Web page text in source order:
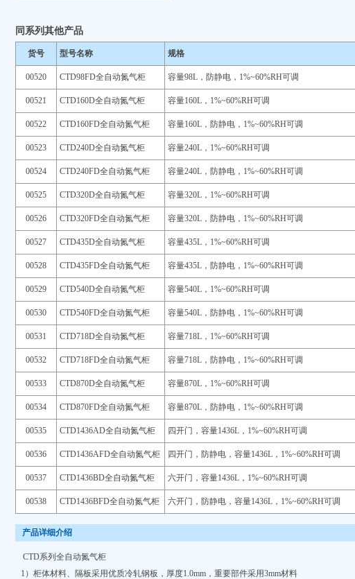
同系列其他产品
货号 型号名称 规格
00520 CTD98FD全自动氮气柜 容量98L，防静电，1%~60%RH可调
00521 CTD160D全自动氮气柜 容量160L，1%~60%RH可调
00522 CTD160FD全自动氮气柜 容量160L，防静电，1%~60%RH可调
00523 CTD240D全自动氮气柜 容量240L，1%~60%RH可调
00524 CTD240FD全自动氮气柜 容量240L，防静电，1%~60%RH可调
00525 CTD320D全自动氮气柜 容量320L，1%~60%RH可调
00526 CTD320FD全自动氮气柜 容量320L，防静电，1%~60%RH可调
00527 CTD435D全自动氮气柜 容量435L，1%~60%RH可调
00528 CTD435FD全自动氮气柜 容量435L，防静电，1%~60%RH可调
00529 CTD540D全自动氮气柜 容量540L，1%~60%RH可调
00530 CTD540FD全自动氮气柜 容量540L，防静电，1%~60%RH可调
00531 CTD718D全自动氮气柜 容量718L，1%~60%RH可调
00532 CTD718FD全自动氮气柜 容量718L，防静电，1%~60%RH可调
00533 CTD870D全自动氮气柜 容量870L，1%~60%RH可调
00534 CTD870FD全自动氮气柜 容量870L，防静电，1%~60%RH可调
00535 CTD1436AD全自动氮气柜 四开门，容量1436L，1%~60%RH可调
00536 CTD1436AFD全自动氮气柜 四开门，防静电，容量1436L，1%~60%RH可调
00537 CTD1436BD全自动氮气柜 六开门，容量1436L，1%~60%RH可调
00538 CTD1436BFD全自动氮气柜 六开门，防静电，容量1436L，1%~60%RH可调
产品详细介绍
CTD系列全自动氮气柜
1）柜体材料、隔板采用优质冷轧钢板，厚度1.0mm，重要部件采用3mm材料